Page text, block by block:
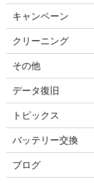
キャンペーン
クリーニング
その他
データ復旧
トピックス
バッテリー交換
ブログ